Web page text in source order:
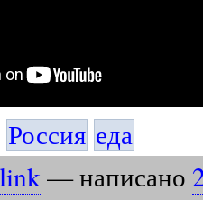
Россия еда
— написано